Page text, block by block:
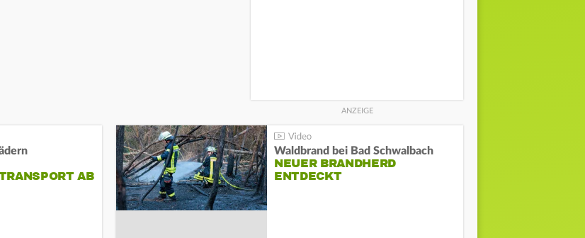
AB
Waldbrand bei Bad Schwalbach
NEUER BRANDHERD
ENTDECKT